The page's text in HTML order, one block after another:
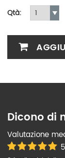
Qtà:
Dicono di
Valutazione